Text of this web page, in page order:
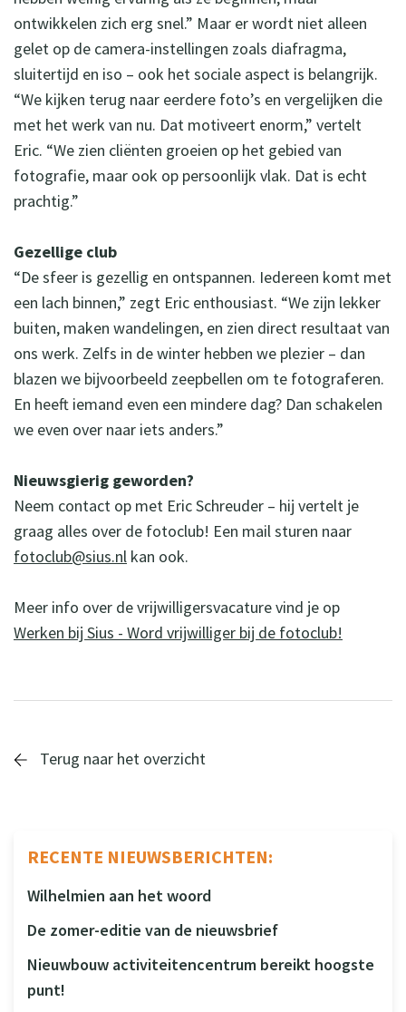
RECENTE NIEUWSBERICHTEN:
Wilhelmien aan het woord
De zomer-editie van de nieuwsbrief
Nieuwbouw activiteitencentrum bereikt hoogste
punt!
ontwikkelen zich erg snel.” Maar er wordt niet alleen
gelet op de camera-instellingen zoals diafragma,
sluitertijd en iso – ook het sociale aspect is belangrijk.
“We kijken terug naar eerdere foto’s en vergelijken die
met het werk van nu. Dat motiveert enorm,” vertelt
Eric. “We zien cliënten groeien op het gebied van
fotografie, maar ook op persoonlijk vlak. Dat is echt
prachtig.”
Gezellige club
“De sfeer is gezellig en ontspannen. Iedereen komt met
een lach binnen,” zegt Eric enthousiast. “We zijn lekker
buiten, maken wandelingen, en zien direct resultaat van
ons werk. Zelfs in de winter hebben we plezier – dan
blazen we bijvoorbeeld zeepbellen om te fotograferen.
En heeft iemand even een mindere dag? Dan schakelen
we even over naar iets anders.”
Nieuwsgierig geworden?
Neem contact op met Eric Schreuder – hij vertelt je
graag alles over de fotoclub! Een mail sturen naar
fotoclub@sius.nl kan ook.
Meer info over de vrijwilligersvacature vind je op
Werken bij Sius - Word vrijwilliger bij de fotoclub!
Terug naar het overzicht